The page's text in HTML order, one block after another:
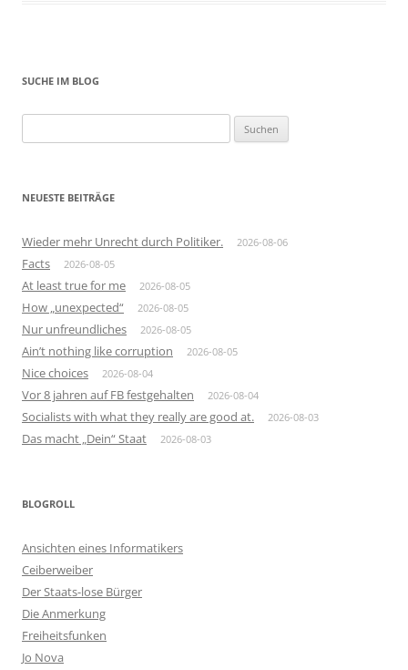
SUCHE IM BLOG
nach:
NEUESTE BEITRÄGE
Wieder mehr Unrecht durch Politiker. 2026-08-06
Facts 2026-08-05
At least true for me 2026-08-05
How „unexpected“ 2026-08-05
Nur unfreundliches 2026-08-05
Ain’t nothing like corruption 2026-08-05
Nice choices 2026-08-04
Vor 8 jahren auf FB festgehalten 2026-08-04
Socialists with what they really are good at. 2026-08-03
Das macht „Dein“ Staat 2026-08-03
BLOGROLL
Ansichten eines Informatikers
Ceiberweiber
Der Staats-lose Bürger
Die Anmerkung
Freiheitsfunken
Jo Nova